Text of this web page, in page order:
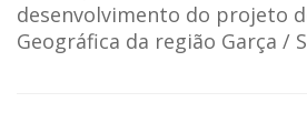
desenvolvimento do projeto
Geográfica da região Garça /